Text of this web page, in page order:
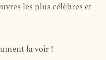
les plus célèbres et
la voir !